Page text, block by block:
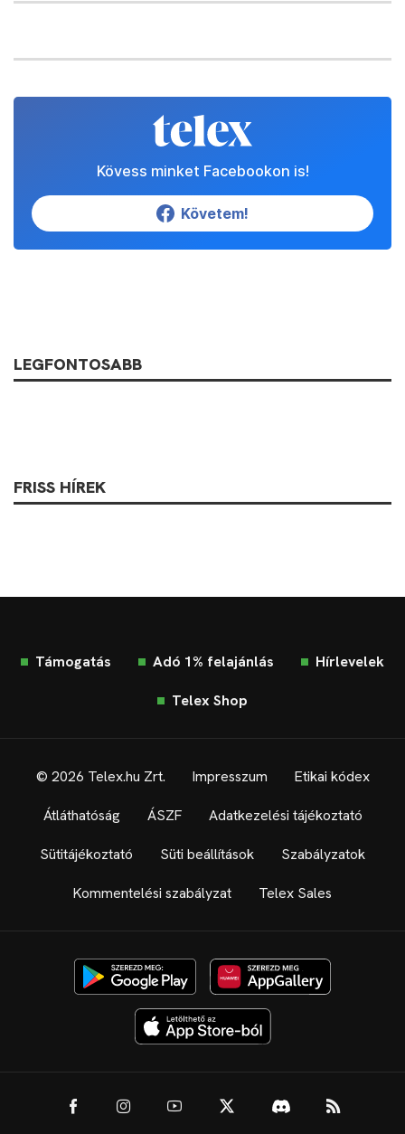
Kövess minket Facebookon is!
Követem!
LEGFONTOSABB
FRISS HÍREK
Támogatás Adó 1% felajánlás Hírlevelek
Telex Shop
© 2026 Telex.hu Zrt. Impresszum Etikai kódex
Átláthatóság ÁSZF Adatkezelési tájékoztató
Sütitájékoztató Süti beállítások Szabályzatok
Kommentelési szabályzat Telex Sales